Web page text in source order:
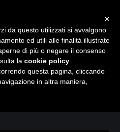
×
da questo utilizzati si avvalgono
ed utili alle finalità illustrate
di più o negare il consenso
la cookie policy
questa pagina, cliccando
in altra maniera,